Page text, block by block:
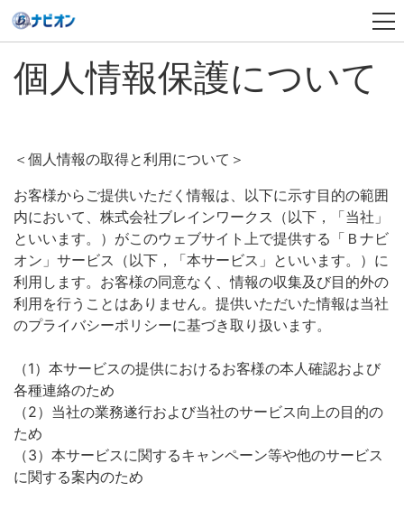
個人情報保護について
＜個人情報の取得と利用について＞
お客様からご提供いただく情報は、以下に示す目的の範囲
内において、株式会社ブレインワークス（以下，「当社」
といいます。）がこのウェブサイト上で提供する「Ｂナビ
オン」サービス（以下，「本サービス」といいます。）に
利用します。お客様の同意なく、情報の収集及び目的外の
利用を行うことはありません。提供いただいた情報は当社
のプライバシーポリシーに基づき取り扱います。
（1）本サービスの提供におけるお客様の本人確認および
各種連絡のため
（2）当社の業務遂行および当社のサービス向上の目的の
ため
（3）本サービスに関するキャンペーン等や他のサービス
に関する案内のため